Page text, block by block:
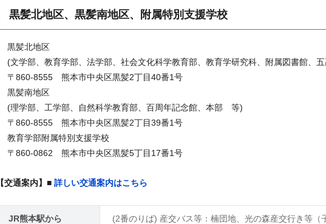
黒髪北地区、黒髪南地区、附属特別支援学校
黒髪北地区
(文学部、教育学部、法学部、社会文化科学教育部、教育学研究科、附属図書館、
〒860-8555 熊本市中央区黒髪2丁目40番1号
黒髪南地区
(理学部、工学部、自然科学教育部、百周年記念館、本部 等)
〒860-8555 熊本市中央区黒髪2丁目39番1号
教育学部附属特別支援学校
〒860-0862 熊本市中央区黒髪5丁目17番1号
【交通案内】■詳しい交通案内はこちら
JR熊本駅から (2番のりば) 産交バス等：楠団地、光の森産交行き等（